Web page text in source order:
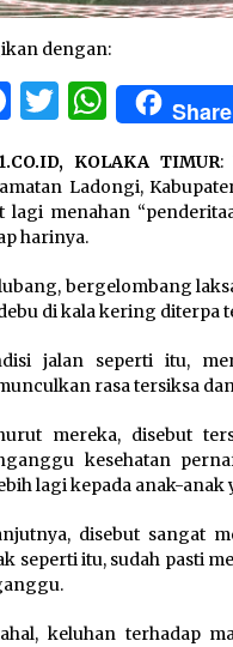
dengan:
Facebook
TwitterShare
KOLAKA TIMUR:
Ladongi,
lagi menahan
harinya.
bergelombang
di kala kering diterpa
jalan seperti itu,
rasa tersiksa
mereka, disebut
kesehatan
lagi kepada anak-anak
disebut sangat
seperti itu, sudah pasti
keluhan terhadap